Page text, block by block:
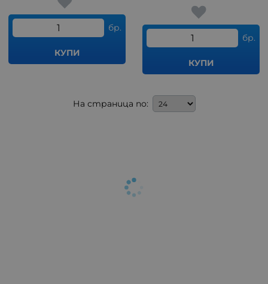
бр.
КУПИ
бр.
КУПИ
На страница по: